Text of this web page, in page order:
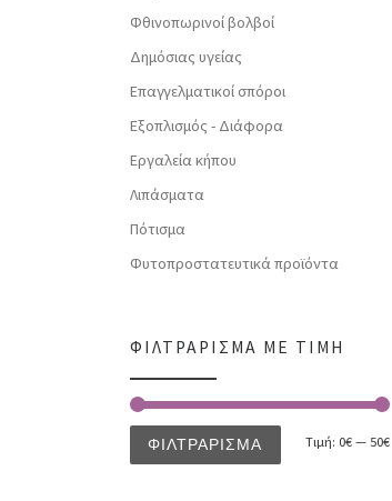
Φθινοπωρινοί βολβοί
Δημόσιας υγείας
Επαγγελματικοί σπόροι
Εξοπλισμός - Διάφορα
Εργαλεία κήπου
Λιπάσματα
Πότισμα
Φυτοπροστατευτικά προϊόντα
ΦΙΛΤΡΆΡΙΣΜΑ ΜΕ ΤΙΜΉ
ΦΙΛΤΡΆΡΙΣΜΑ Τιμή: 0€ — 50€